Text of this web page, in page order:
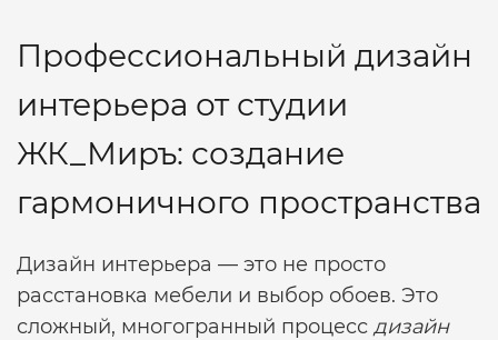
Профессиональный дизайн
интерьера от студии
ЖК_Миръ: создание
гармоничного пространства
Дизайн интерьера — это не просто
расстановка мебели и выбор обоев. Это
сложный, многогранный процесс дизайн